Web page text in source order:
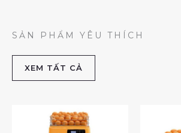
SẢN PHẨM YÊU THÍCH
XEM TẤT CẢ